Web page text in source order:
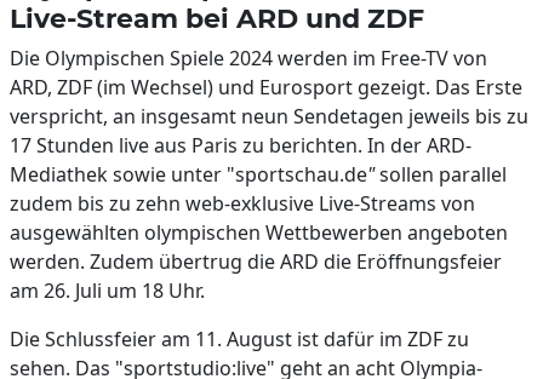
Live-Stream bei ARD und ZDF
Die Olympischen Spiele 2024 werden im Free-TV von
ARD, ZDF (im Wechsel) und Eurosport gezeigt. Das Erste
verspricht, an insgesamt neun Sendetagen jeweils bis zu
17 Stunden live aus Paris zu berichten. In der ARD-
Mediathek sowie unter "sportschau.de"sollen parallel
zudem bis zu zehn web-exklusive Live-Streams von
ausgewählten olympischen Wettbewerben angeboten
werden. Zudem übertrug die ARD die Eröffnungsfeier
am 26. Juli um 18 Uhr.
Die Schlussfeier am 11. August ist dafür im ZDF zu
sehen. Das "sportstudio:live" geht an acht Olympia-